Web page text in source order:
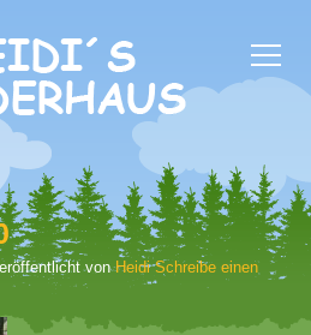
vonHeidi Schreibe einen